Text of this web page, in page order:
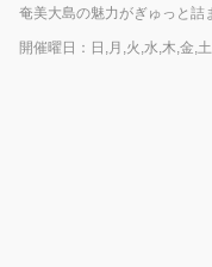
開催曜日：日,月,火,水,木,金,土
す。
今
日